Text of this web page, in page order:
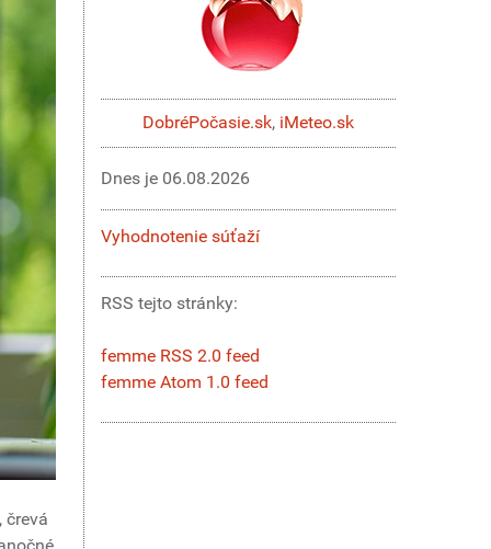
črevá
DobréPočasie.sk, iMeteo.sk
Dnes je 06.08.2026
Vyhodnotenie súťaží
RSS tejto stránky:
femme RSS 2.0 feed
femme Atom 1.0 feed